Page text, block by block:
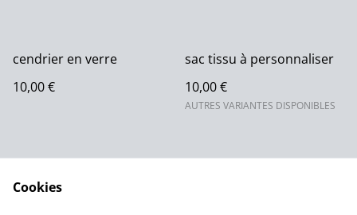
cendrier en verre
10,00 €
sac tissu à personnaliser
10,00 €
AUTRES VARIANTES DISPONIBLES
Cookies